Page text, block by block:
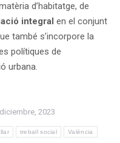
d’habitatge, de
integral en el conjunt
també s’incorpore la
polítiques de
urbana.
2023
treball social València